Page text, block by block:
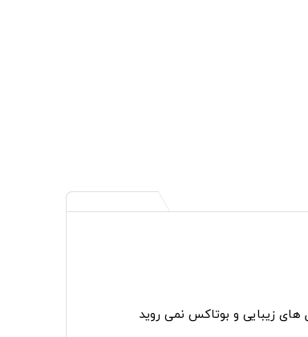
های زیبایی و بوتاکس نمی روید